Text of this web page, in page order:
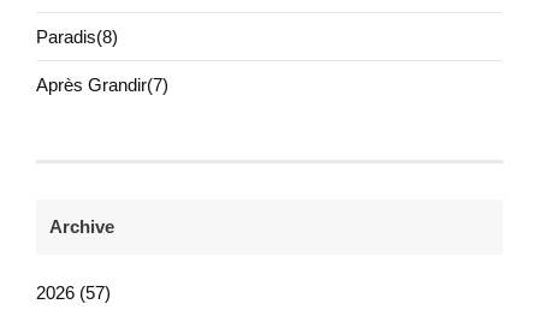
Paradis(8)
Après Grandir(7)
Archive
2026 (57)